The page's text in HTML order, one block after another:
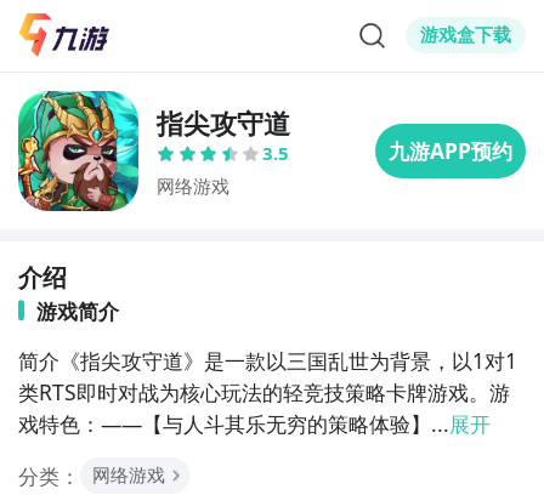
游戏盒下载
指尖攻守道
3.5
网络游戏
介绍
游戏简介
简介《指尖攻守道》是一款以三国乱世为背景，以1对1
类RTS即时对战为核心玩法的轻竞技策略卡牌游戏。游
戏特色：——【与人斗其乐无穷的策略体验】...展开
分类：
网络游戏